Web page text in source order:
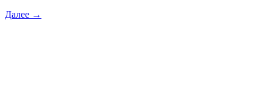
Далее →